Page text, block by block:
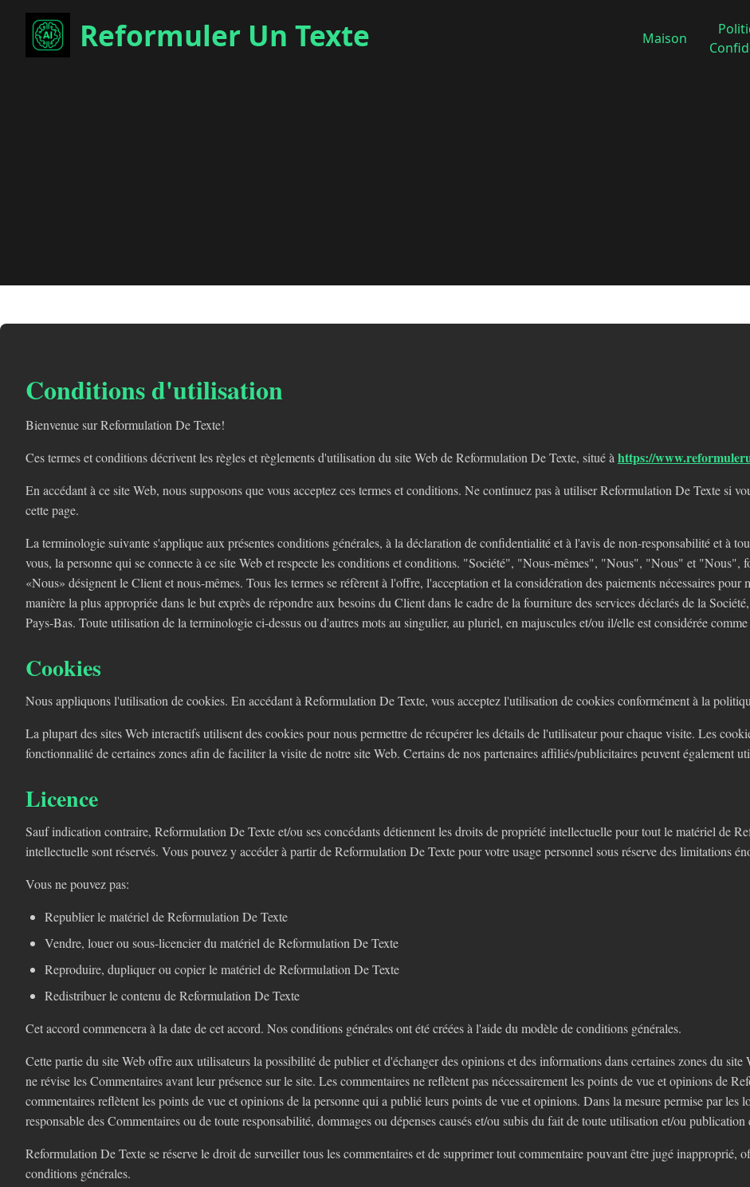
Reformuler Un Texte Maison
Conditions d'utilisation
Bienvenue sur Reformulation De Texte!
Ces termes et conditions décrivent les règles et règlements d'utilisation du site Web de Reformulation De Texte, situé à https://
En accédant à ce site Web, nous supposons que vous acceptez ces termes et conditions. Ne continuez pas à utiliser Reformulation De Texte si
cette page.
La terminologie suivante s'applique aux présentes conditions générales, à la déclaration de confidentialité et à l'avis de non-responsabilité et à
vous, la personne qui se connecte à ce site Web et respecte les conditions et conditions. "Société", "Nous-mêmes", "Nous", "Nous" et "Nous",
«Nous» désignent le Client et nous-mêmes. Tous les termes se réfèrent à l'offre, l'acceptation et la considération des paiements nécessaires pour
manière la plus appropriée dans le but exprès de répondre aux besoins du Client dans le cadre de la fourniture des services déclarés de la
Pays-Bas. Toute utilisation de la terminologie ci-dessus ou d'autres mots au singulier, au pluriel, en majuscules et/ou il/elle est considérée
Cookies
Nous appliquons l'utilisation de cookies. En accédant à Reformulation De Texte, vous acceptez l'utilisation de cookies conformément à la
La plupart des sites Web interactifs utilisent des cookies pour nous permettre de récupérer les détails de l'utilisateur pour chaque visite. Les
fonctionnalité de certaines zones afin de faciliter la visite de notre site Web. Certains de nos partenaires affiliés/publicitaires peuvent également
Licence
Sauf indication contraire, Reformulation De Texte et/ou ses concédants détiennent les droits de propriété intellectuelle pour tout le matériel de
intellectuelle sont réservés. Vous pouvez y accéder à partir de Reformulation De Texte pour votre usage personnel sous réserve des limitations
Vous ne pouvez pas:
Republier le matériel de Reformulation De Texte
Vendre, louer ou sous-licencier du matériel de Reformulation De Texte
Reproduire, dupliquer ou copier le matériel de Reformulation De Texte
Redistribuer le contenu de Reformulation De Texte
Cet accord commencera à la date de cet accord. Nos conditions générales ont été créées à l'aide du modèle de conditions générales.
Cette partie du site Web offre aux utilisateurs la possibilité de publier et d'échanger des opinions et des informations dans certaines zones du
ne révise les Commentaires avant leur présence sur le site. Les commentaires ne reflètent pas nécessairement les points de vue et opinions de
commentaires reflètent les points de vue et opinions de la personne qui a publié leurs points de vue et opinions. Dans la mesure permise par les
responsable des Commentaires ou de toute responsabilité, dommages ou dépenses causés et/ou subis du fait de toute utilisation et/ou
Reformulation De Texte se réserve le droit de surveiller tous les commentaires et de supprimer tout commentaire pouvant être jugé inapproprié,
conditions générales.